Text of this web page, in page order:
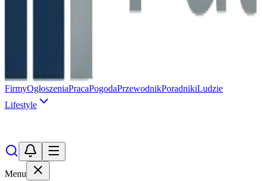
FirmyOgłoszeniaPracaPogodaPrzewodnikPoradnikiLudzie
Lifestyle
Menu